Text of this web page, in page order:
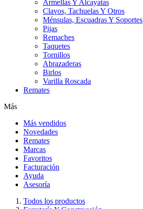
Armellas Y Alcayatas
Clavos, Tachuelas Y Otros
Ménsulas, Escuadras Y Soportes
Pijas
Remaches
Taquetes
Tornillos
Abrazaderas
Birlos
Varilla Roscada
Remates
Más
Más vendidos
Novedades
Remates
Marcas
Favoritos
Facturación
Ayuda
Asesoría
Todos los productos